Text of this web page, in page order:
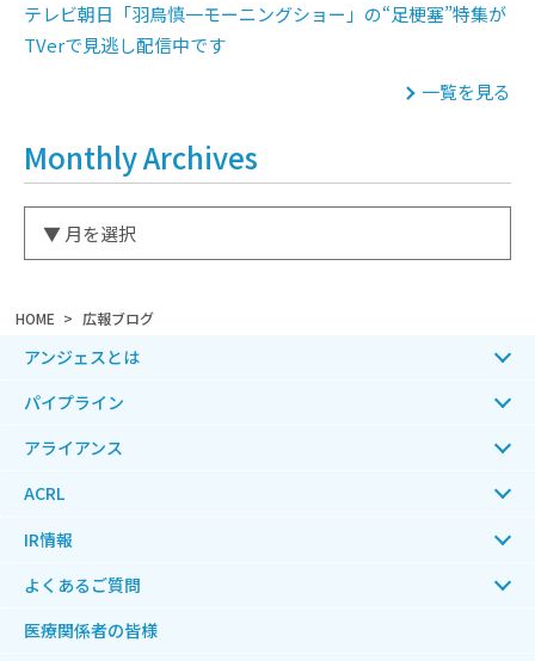
HOME 広報ブログ
テレビ朝日「羽鳥慎一モーニングショー」の“足梗塞”特集が
TVerで見逃し配信中です
一覧を見る
Monthly Archives
アンジェスとは
パイプライン
アライアンス
ACRL
IR情報
よくあるご質問
医療関係者の皆様